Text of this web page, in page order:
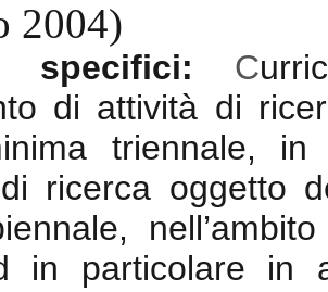
2004)
specifici: C
di attività di
triennale, in
ricerca oggetto
in particolare in